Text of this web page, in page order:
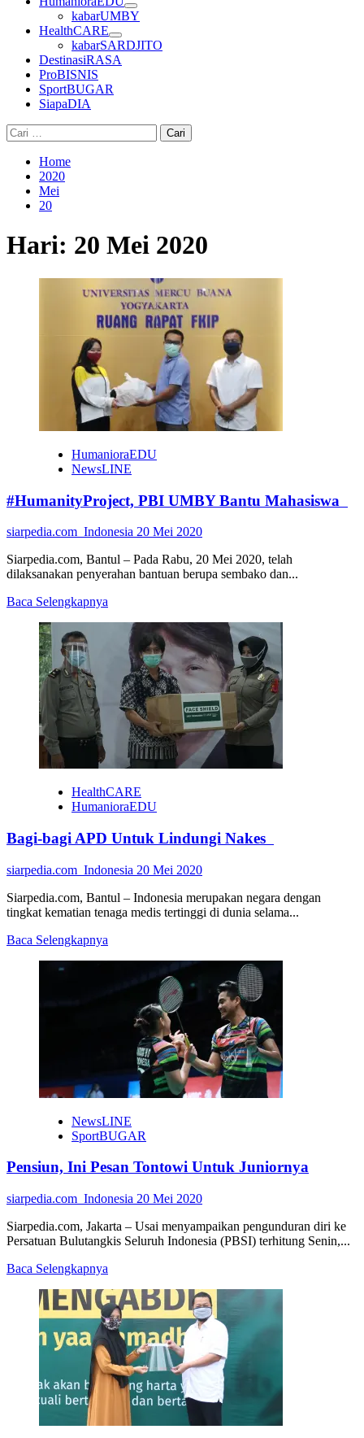
kabarUMBY
HealthCARE
kabarSARDJITO
DestinasiRASA
ProBISNIS
SportBUGAR
SiapaDIA
Cari
untuk:
Home
2020
Mei
20
Hari: 20 Mei 2020
HumanioraEDU
NewsLINE
#HumanityProject, PBI UMBY Bantu Mahasiswa
siarpedia.com_Indonesia 20 Mei 2020
Siarpedia.com, Bantul – Pada Rabu, 20 Mei 2020, telah
dilaksanakan penyerahan bantuan berupa sembako dan...
Baca Selengkapnya
about
#HumanityProject,
UMBY
Bantu
Mahasiswa
HealthCARE
HumanioraEDU
Bagi-bagi APD Untuk Lindungi Nakes
siarpedia.com_Indonesia 20 Mei 2020
Siarpedia.com, Bantul – Indonesia merupakan negara dengan
tingkat kematian tenaga medis tertinggi di dunia selama...
Baca Selengkapnya
Untuk
Lindungi
Nakes
NewsLINE
SportBUGAR
Pensiun, Ini Pesan Tontowi Untuk Juniornya
siarpedia.com_Indonesia 20 Mei 2020
Siarpedia.com, Jakarta – Usai menyampaikan pengunduran diri ke
Persatuan Bulutangkis Seluruh Indonesia (PBSI) terhitung Senin,...
Baca Selengkapnya
about
Pensiun,
Ini
Pesan
Tontowi
Untuk
Juniornya